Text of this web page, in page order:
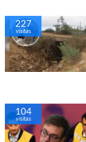
227
visitas
104
visitas